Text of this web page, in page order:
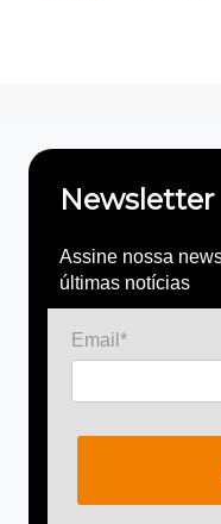
Newsletter
Assine nossa
últimas notícias
Email*